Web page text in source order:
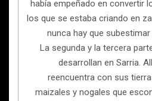
había empeñado en convertir
los que se estaba criando en
nunca hay que
La segunda y la tercera
desarrollan en Sarria.
reencuentra con sus
maizales y nogales que